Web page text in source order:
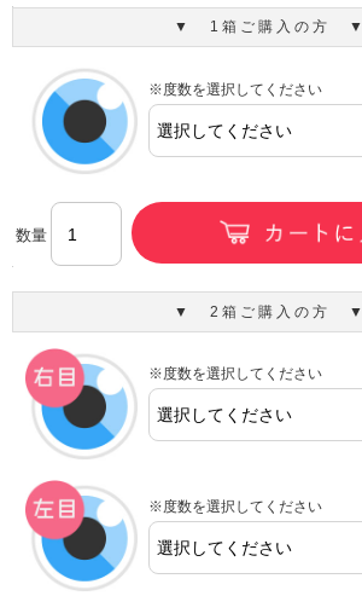
▼ 1箱ご購入の方 ▼
※度数を選択してください
数量
▼ 2箱ご購入の方 ▼
※度数を選択してください
※度数を選択してください